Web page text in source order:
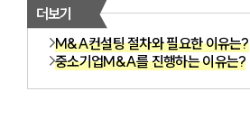
더보기
M&A컨설팅 절차와 필요한 이유는?
중소기업M&A를 진행하는 이유는?